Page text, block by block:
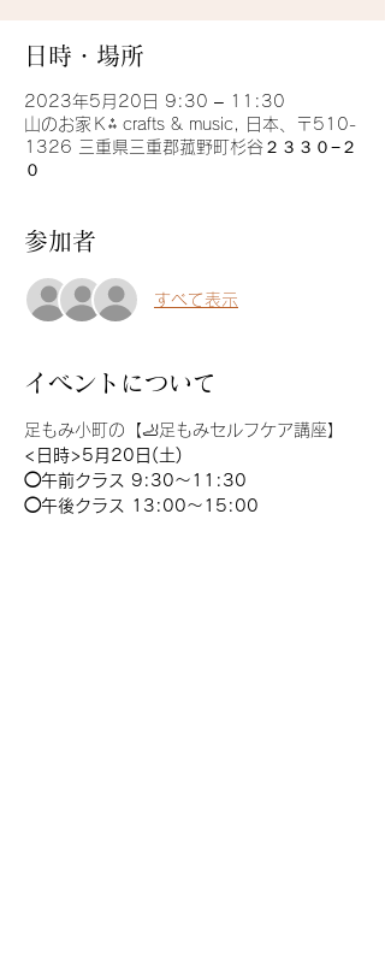
日時・場所
2023年5月20日 9:30 – 11:30
山のお家Ｋ⁂ crafts & music, 日本、〒510-
1326 三重県三重郡菰野町杉谷２３３０−２
０
参加者
すべて表示
イベントについて
足もみ小町の【🦶足もみセルフケア講座】
<日時>5月20日(土)
◯午前クラス 9:30〜11:30
◯午後クラス 13:00〜15:00